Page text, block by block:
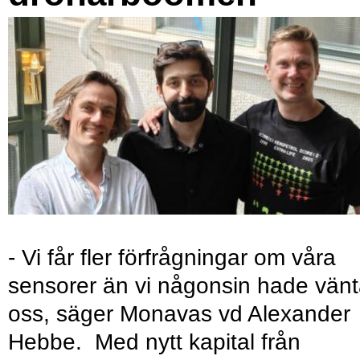
- Vi får fler förfrågningar om våra
sensorer än vi någonsin hade
oss, säger Monavas vd Alexander
Hebbe. Med nytt kapital från